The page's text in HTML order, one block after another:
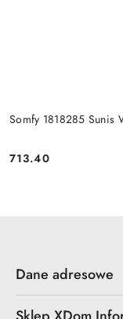
Somfy 1818285 Sunis
Cena:
713.40
Dane adresowe